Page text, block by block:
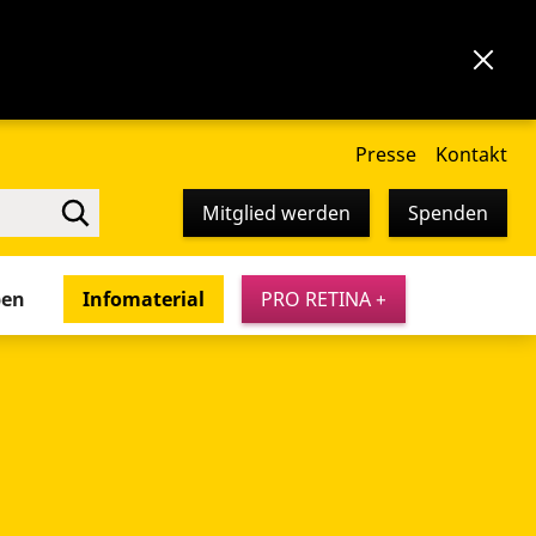
Presse Kontakt
Mitglied werden Spenden
Infomaterial PRO RETINA +